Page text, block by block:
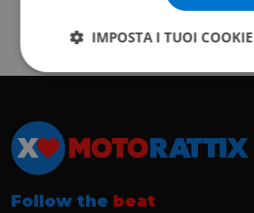
Follow the beat
IMPOSTA I TUOI COOKIE